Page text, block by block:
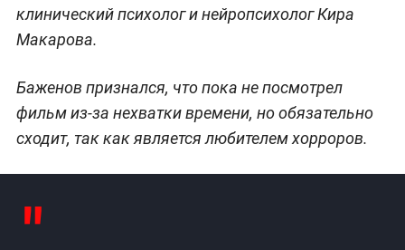
клинический психолог и нейропсихолог Кира
Макарова.
Баженов признался, что пока не посмотрел
фильм из‑за нехватки времени, но обязательно
сходит, так как является любителем хорроров.